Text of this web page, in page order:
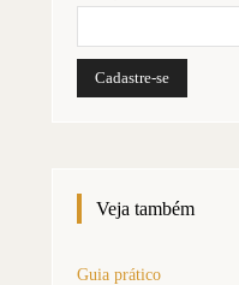
Veja também
Guia prático